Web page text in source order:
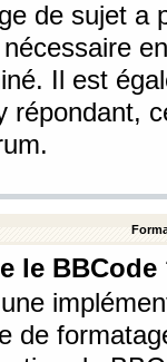
de sujet a
Il est
répondant,
le BBCode
de